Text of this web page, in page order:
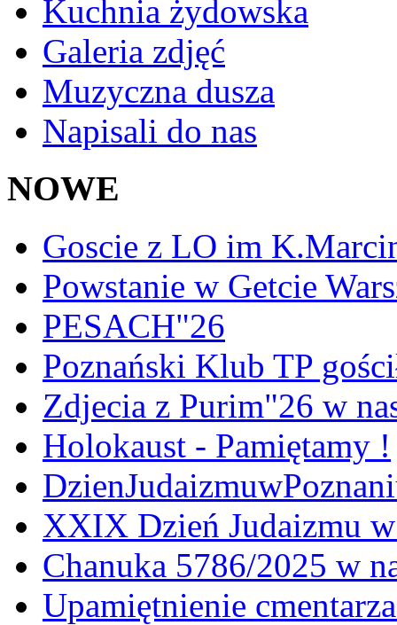
Kuchnia żydowska
Galeria zdjęć
Muzyczna dusza
Napisali do nas
NOWE
Goscie z LO im
Powstanie w Getcie
PESACH"26
Poznański Klub TP
Zdjecia z Purim"26 w
Holokaust - Pamiętamy !
XXIX Dzień Judaizmu
Chanuka 5786/2025 w
Upamiętnienie